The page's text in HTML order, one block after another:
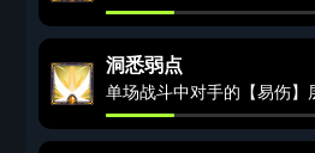
洞悉弱点
单场战斗中对手的【易伤】